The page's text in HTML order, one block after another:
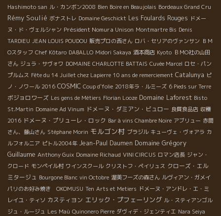
Hashimoto san ル・カンボン2008 Bien Boire en Beaujolais Bordeaux Grand Cru
Rémy Soulié ボナストレ Domaine Geschickt Les Foulards Rouges ドメー
ヌ・ド・ヴェルシャン Président Nomura Unison Montmartre Bis Denis
TARDIEU JEAN LOUIS POUDOU 販売プロの西さん ロバ・セリアのヴァンサン ＢＭ
Оスタッフ Chef Kôtaro DABALLO Midori Sakaya 酒本商店 Kyoto ＢＭО社の山田
さん ジュラ・サヴォワ DOMAINE CHARLOTTE BATTAIS Cuvée Marcel ロセ・パン
プルムス Fête du 14 Juillet chez Lapierre 10 ans de remerciement Catalunya ピ
ノ・ノワール 2016 COSMIC Coup d'folie 2018年ラ・ルミーズ 6 Pieds sur Terre
ボジョロワーズ Les gens de Métiers Florian Looze Domaine Laforest Bisto
St.Martin Domaine Ad Vinum ドメーヌ・ダミアン・ビュロー 良質食品店 収穫
2016 ドメーヌ・プリューレ・ロック Bar à vins Chambre Noire アブリュー 赤間
さん、藤山さん Stéphane Morin モルゴン村 ブラジル キューヴェ・ヴォアラ カ
ルフォルニア ピトル2004年 Jean-Paul Daumen Domaine Grégory
Guillaume Anthony Guix Domaine Richaud VINI CIRCUS ロマン店長 ジャン・
クロード モンペイル村 ワインスクール クリストフ・ペイリュス クローズ・エル
ミタージュ Bourgone Blanc vin Octobre 渥美フーズの森さん ルヴィアン・ガメイ
パリのお好み焼き OKOMUSU Ten Arts et Metiers ドメーヌ・アンドレ・エ・ミ
レイユ・ティソ カスティヨン エリック・プフェーリング ル・スティアンゴル
ジュ・ルージュ Les Maù Quinonero Pierre ダヴィデ・ジェンティエ Nara Seiya